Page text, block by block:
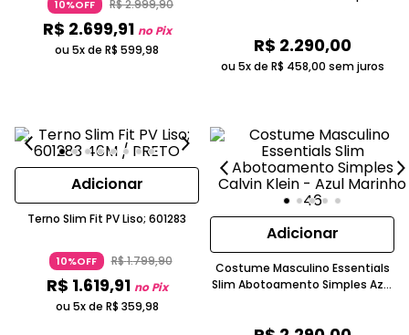
10%OFF R$2.999,90
R$ 2.699,91 no Pix
ou 5x de R$ 599,98 R$ 2.290,00
ou 5x de R$ 458,00 sem juros
Adicionar
Terno Slim Fit PV Liso; 601283
10%OFF R$1.799,90
R$ 1.619,91 no Pix
ou 5x de R$ 359,98
Adicionar
Costume Masculino Essentials
Slim Abotoamento Simples Azul